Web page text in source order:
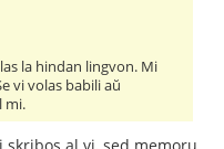
la hindan lingvon. Mi
vi volas babili aŭ
mi.